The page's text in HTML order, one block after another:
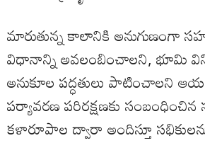
మారుతున్న కాలానికి అనుగుణంగా
విధానాన్ని అవలంబించాలని, భూమి
అనుకూల పద్ధతులు పాటించాలని
పర్యావరణ పరిరక్షణకు
కళారూపాల ద్వారా అందిస్తూ